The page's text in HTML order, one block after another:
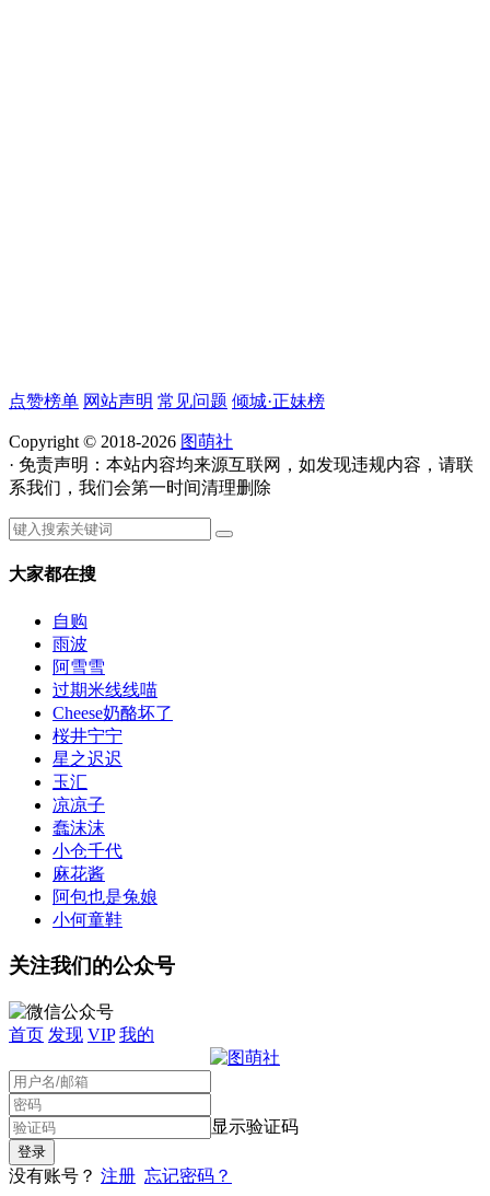
点赞榜单 网站声明 常见问题 倾城·正妹榜
Copyright © 2018-2026 图萌社
· 免责声明：本站内容均来源互联网，如发现违规内容，请联
系我们，我们会第一时间清理删除
大家都在搜
自购
雨波
阿雪雪
过期米线线喵
Cheese奶酪坏了
桜井宁宁
星之迟迟
玉汇
凉凉子
蠢沫沫
小仓千代
麻花酱
阿包也是兔娘
小何童鞋
关注我们的公众号
首页 发现 VIP 我的
显示验证码
没有账号？ 注册 忘记密码？